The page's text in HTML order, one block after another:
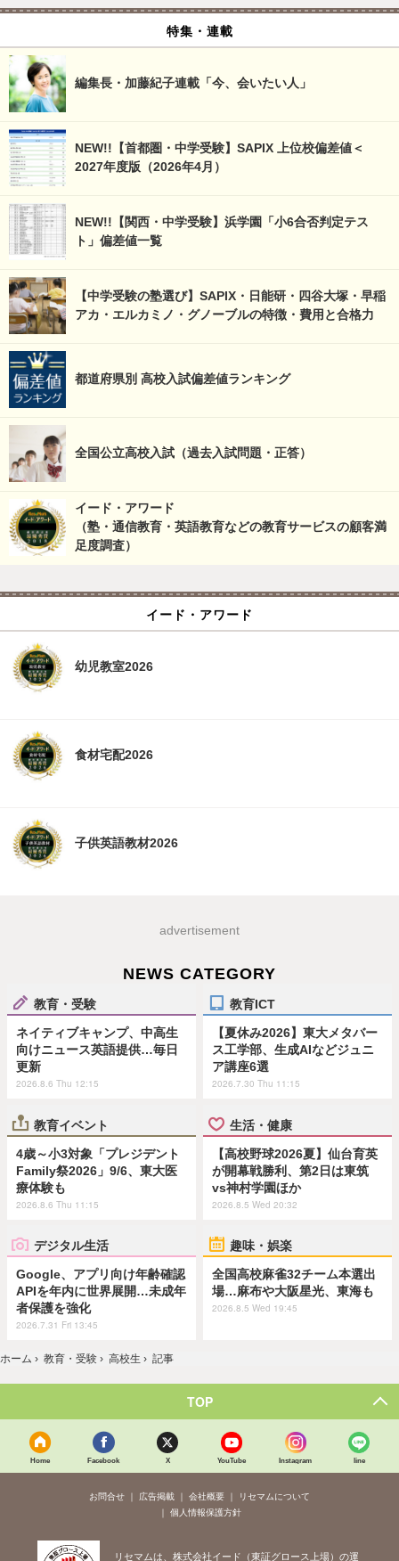
特集・連載
編集長・加藤紀子連載「今、会いたい人」
NEW!!【首都圏・中学受験】SAPIX 上位校偏差値＜
2027年度版（2026年4月）
NEW!!【関西・中学受験】浜学園「小6合否判定テス
ト」偏差値一覧
【中学受験の塾選び】SAPIX・日能研・四谷大塚・早稲
アカ・エルカミノ・グノーブルの特徴・費用と合格力
都道府県別 高校入試偏差値ランキング
全国公立高校入試（過去入試問題・正答）
イード・アワード
（塾・通信教育・英語教育などの教育サービスの顧客満
足度調査）
イード・アワード
幼児教室2026
食材宅配2026
子供英語教材2026
advertisement
NEWS CATEGORY
教育・受験
ネイティブキャンプ、中高生
向けニュース英語提供…毎日
更新
2026.8.6 Thu 12:15
教育ICT
【夏休み2026】東大メタバー
ス工学部、生成AIなどジュニ
ア講座6選
2026.7.30 Thu 11:15
教育イベント
4歳～小3対象「プレジデント
Family祭2026」9/6、東大医
療体験も
2026.8.6 Thu 11:15
生活・健康
【高校野球2026夏】仙台育英
が開幕戦勝利、第2日は東筑
vs神村学園ほか
2026.8.5 Wed 20:32
デジタル生活
Google、アプリ向け年齢確認
APIを年内に世界展開…未成年
者保護を強化
2026.7.31 Fri 13:45
趣味・娯楽
全国高校麻雀32チーム本選出
場…麻布や大阪星光、東海も
2026.8.5 Wed 19:45
ホーム › 教育・受験 › 高校生 › 記事
TOP
Home Facebook X YouTube Instagram line
お問合せ 広告掲載 会社概要
リセマムについて
個人情報保護方針
リセマムは、株式会社イード（東証グロース上場）の運